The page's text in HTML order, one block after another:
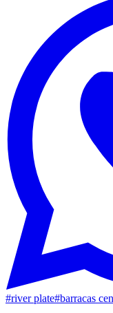
#river plate#barracas